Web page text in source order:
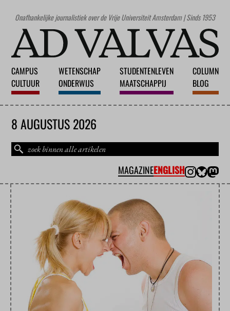
Onafhankelijke journalistiek over de Vrije Universiteit Amsterdam | Sinds 1953
CAMPUS
CULTUUR
WETENSCHAP
ONDERWIJS
STUDENTENLEVEN
MAATSCHAPPIJ
COLUMN
BLOG
8 AUGUSTUS 2026
MAGAZINEENGLISH